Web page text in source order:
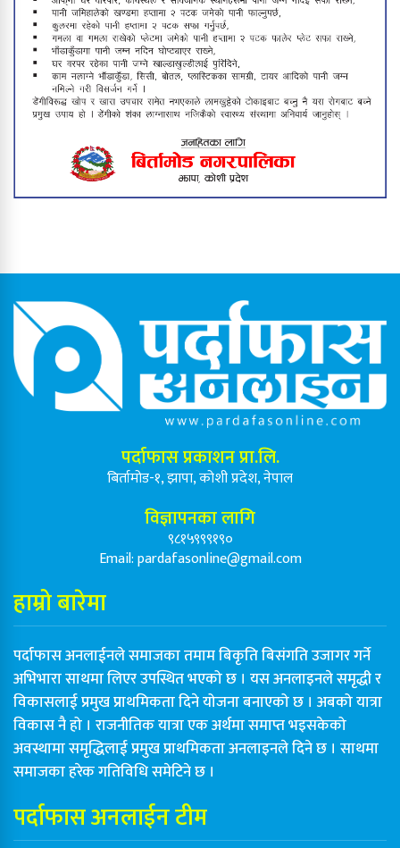
विपक्षी सांसदले संसद्‌मै मागे प्रधानमन्त्रीको
राजीनामा
बिर्तामोड नगरपालिकाले थाल्यो सडक
विस्तार अभियान
पर्दाफास प्रकाशन प्रा.लि.
बिर्तामोड-१, झापा, कोशी प्रदेश, नेपाल
विज्ञापनका लागि
९८१५९९९१९०
Email:pardafasonline@gmail.com
हाम्रो बारेमा
पर्दाफास अनलाईनले समाजका तमाम बिकृति बिसंगति उजागर गर्ने
अभिभारा साथमा लिएर उपस्थित भएको छ । यस अनलाइनले समृद्धी र
विकासलाई प्रमुख प्राथमिकता दिने योजना बनाएको छ । अबको यात्रा
विकास नै हो । राजनीतिक यात्रा एक अर्थमा समाप्त भइसकेको
अवस्थामा समृद्धिलाई प्रमुख प्राथमिकता अनलाइनले दिने छ । साथमा
समाजका हरेक गतिविधि समेटिने छ ।
पर्दाफास अनलाईन टीम